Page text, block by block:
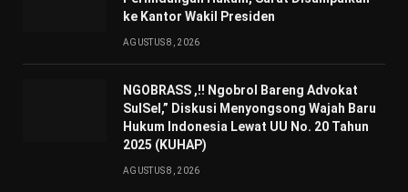
ke Kantor Wakil Presiden
AGUSTUS 8, 2026
NGOBRASS ,!! Ngobrol Bareng Advokat
SulSel,” Diskusi Menyongsong Wajah Baru
Hukum Indonesia Lewat UU No. 20 Tahun
2025 (KUHAP)
AGUSTUS 8, 2026